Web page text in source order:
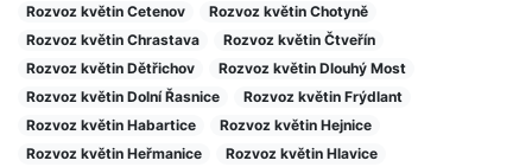
Rozvoz květin Cetenov
Rozvoz květin Chotyně
Rozvoz květin Chrastava
Rozvoz květin Čtveřín
Rozvoz květin Dětřichov
Rozvoz květin Dlouhý Most
Rozvoz květin Dolní Řasnice
Rozvoz květin Frýdlant
Rozvoz květin Habartice
Rozvoz květin Hejnice
Rozvoz květin Heřmanice
Rozvoz květin Hlavice